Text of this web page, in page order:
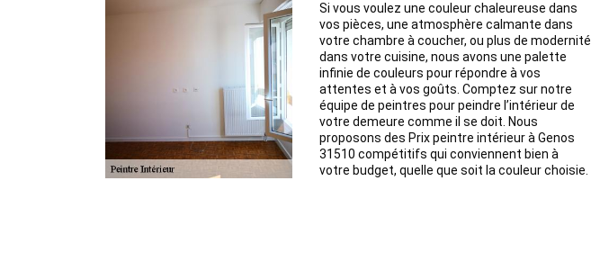
Si vous voulez une couleur chaleureuse dans
vos pièces, une atmosphère calmante dans
votre chambre à coucher, ou plus de modernité
dans votre cuisine, nous avons une palette
infinie de couleurs pour répondre à vos
attentes et à vos goûts. Comptez sur notre
équipe de peintres pour peindre l’intérieur de
votre demeure comme il se doit. Nous
proposons des Prix peintre intérieur à Genos
31510 compétitifs qui conviennent bien à
votre budget, quelle que soit la couleur choisie.